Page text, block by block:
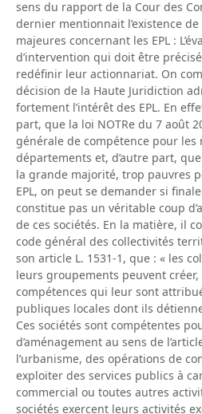
sens du rapport de la Cour des
dernier mentionnait l’existence
majeures concernant les EPL :
d’intervention qui doit être
redéfinir leur actionnariat. On
décision de la Haute Juridiction
fortement l’intérêt des EPL. En
part, que la loi NOTRe du 7 août
générale de compétence pour les
départements et, d’autre part,
la grande majorité, trop pauvres
EPL, on peut se demander si
constitue pas un véritable coup
de ces sociétés. En la matière, il
code général des collectivités
son article L. 1531-1, que : « les
leurs groupements peuvent
compétences qui leur sont
publiques locales dont ils
Ces sociétés sont compétentes
d’aménagement au sens de
l’urbanisme, des opérations de
exploiter des services publics à
commercial ou toutes autres
sociétés exercent leurs activités